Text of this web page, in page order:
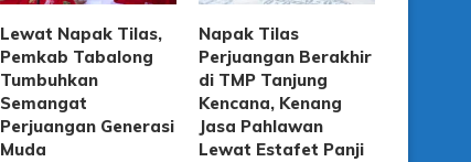
Lewat Napak Tilas,
Pemkab Tabalong
Tumbuhkan
Semangat
Perjuangan Generasi
Muda
Napak Tilas
Perjuangan Berakhir
di TMP Tanjung
Kencana, Kenang
Jasa Pahlawan
Lewat Estafet Panji